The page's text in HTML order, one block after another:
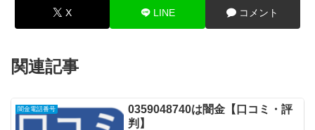
X LINE コメント
関連記事
闇金電話番号
0359048740は闇金【口コミ・評
判】